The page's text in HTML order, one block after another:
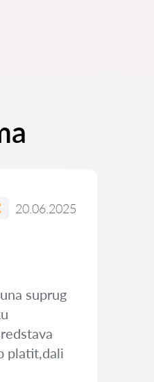
20.06.2025
suprug
platit,dali